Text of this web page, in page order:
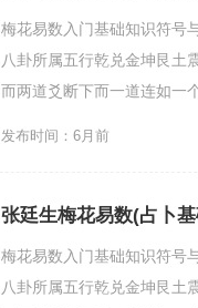
梅花易数入门基础知识符号
八卦所属五行乾兑金坤艮土
而两道爻断下而一道连如一
发布时间：6月前
张廷生梅花易数(占卜
梅花易数入门基础知识符号
八卦所属五行乾兑金坤艮土